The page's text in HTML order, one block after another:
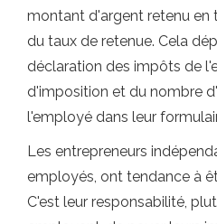
montant d'argent retenu en
du taux de retenue. Cela
déclaration des impôts de
d'imposition et du nombre
l'employé dans leur
Les entrepreneurs
employés, ont tendance à
C'est leur responsabilité,